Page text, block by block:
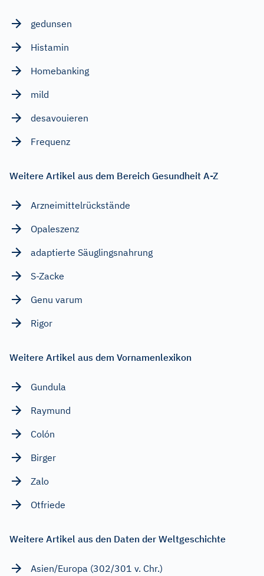
gedunsen
Histamin
Homebanking
mild
desavouieren
Frequenz
Weitere Artikel aus dem Bereich Gesundheit A-Z
Arzneimittelrückstände
Opaleszenz
adaptierte Säuglingsnahrung
S-Zacke
Genu varum
Rigor
Weitere Artikel aus dem Vornamenlexikon
Gundula
Raymund
Colón
Birger
Zalo
Otfriede
Weitere Artikel aus den Daten der Weltgeschichte
Asien/Europa (302/301 v. Chr.)